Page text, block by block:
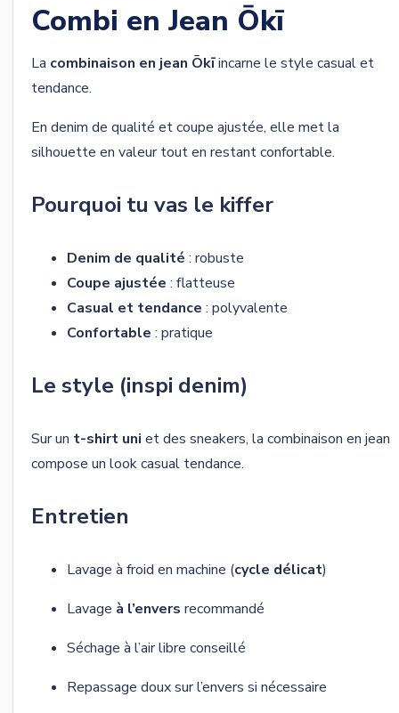
Combi en Jean Ōkī
La combinaison en jean Ōkīincarne le style casual et
tendance.
En denim de qualité et coupe ajustée, elle met la
silhouette en valeur tout en restant confortable.
Pourquoi tu vas le kiffer
Denim de qualité : robuste
Coupe ajustée : flatteuse
Casual et tendance : polyvalente
Confortable : pratique
Le style (inspi denim)
Sur un t-shirt uni et des sneakers, la combinaison en jean
compose un look casual tendance.
Entretien
Lavage à froid en machine (cycle délicat)
Lavage à l’envers recommandé
Séchage à l’air libre conseillé
Repassage doux sur l’envers si nécessaire